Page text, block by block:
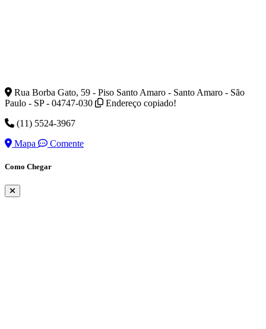
Rua Borba Gato, 59 - Piso Santo Amaro - Santo Amaro - São
Paulo - SP - 04747-030
Endereço copiado!
(11) 5524-3967
Mapa
Comente
Como Chegar